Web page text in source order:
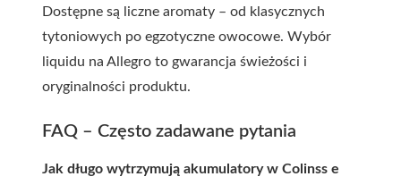
Dostępne są liczne aromaty – od klasycznych
tytoniowych po egzotyczne owocowe. Wybór
liquidu na Allegro to gwarancja świeżości i
oryginalności produktu.
FAQ – Często zadawane pytania
Jak długo wytrzymują akumulatory w Colinss e